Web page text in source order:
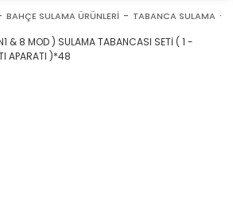
BAHÇE SULAMA ÜRÜNLERİ TABANCA SULAMA